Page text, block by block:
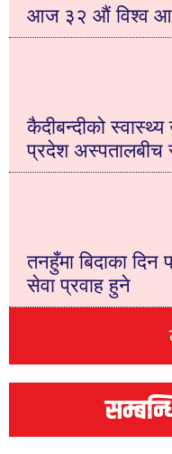
आज ३२ औं विश्व
कैदीबन्दीको
प्रदेश अस्पतालबीच
तनहुँमा बिदाका दिन
सेवा प्रवाह हुने